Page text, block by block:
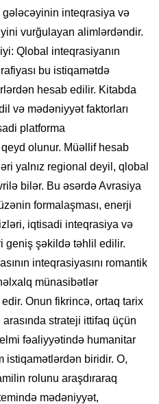
gələcəyinin inteqrasiya və
vurğulayan alimlərdəndir.
Qlobal inteqrasiyanın
bu istiqamətdə
hesab edilir. Kitabda
və mədəniyyət faktorları
platforma
qeyd olunur. Müəllif hesab
yalnız regional deyil, qlobal
bilər. Bu əsərdə Avrasiya
formalaşması, enerji
iqtisadi inteqrasiya və
geniş şəkildə təhlil edilir.
inteqrasiyasını romantik
münasibətlər
Onun fikrincə, ortaq tarix
strateji ittifaq üçün
fəaliyyətində humanitar
istiqamətlərdən biridir. O,
rolunu araşdıraraq
mədəniyyət,